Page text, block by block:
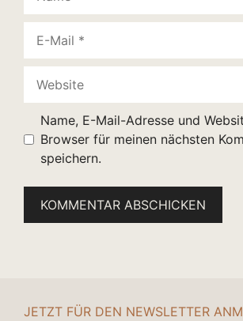
Mail
Name, E-Mail-Adresse und
Browser für meinen nächsten
speichern.
JETZT FÜR DEN NEWSLETTER